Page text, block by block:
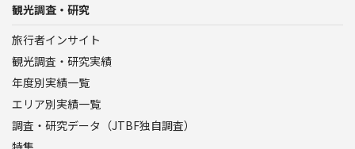
観光調査・研究
旅行者インサイト
観光調査・研究実績
年度別実績一覧
エリア別実績一覧
調査・研究データ（JTBF独自調査）